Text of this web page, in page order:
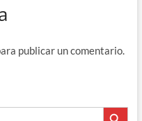
ds
p
ti
publicar un comentario.
Botón de